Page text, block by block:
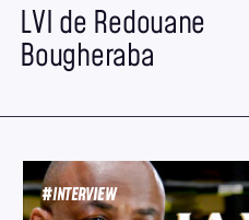
LVI de Redouane
Bougheraba
#INTERVIEW